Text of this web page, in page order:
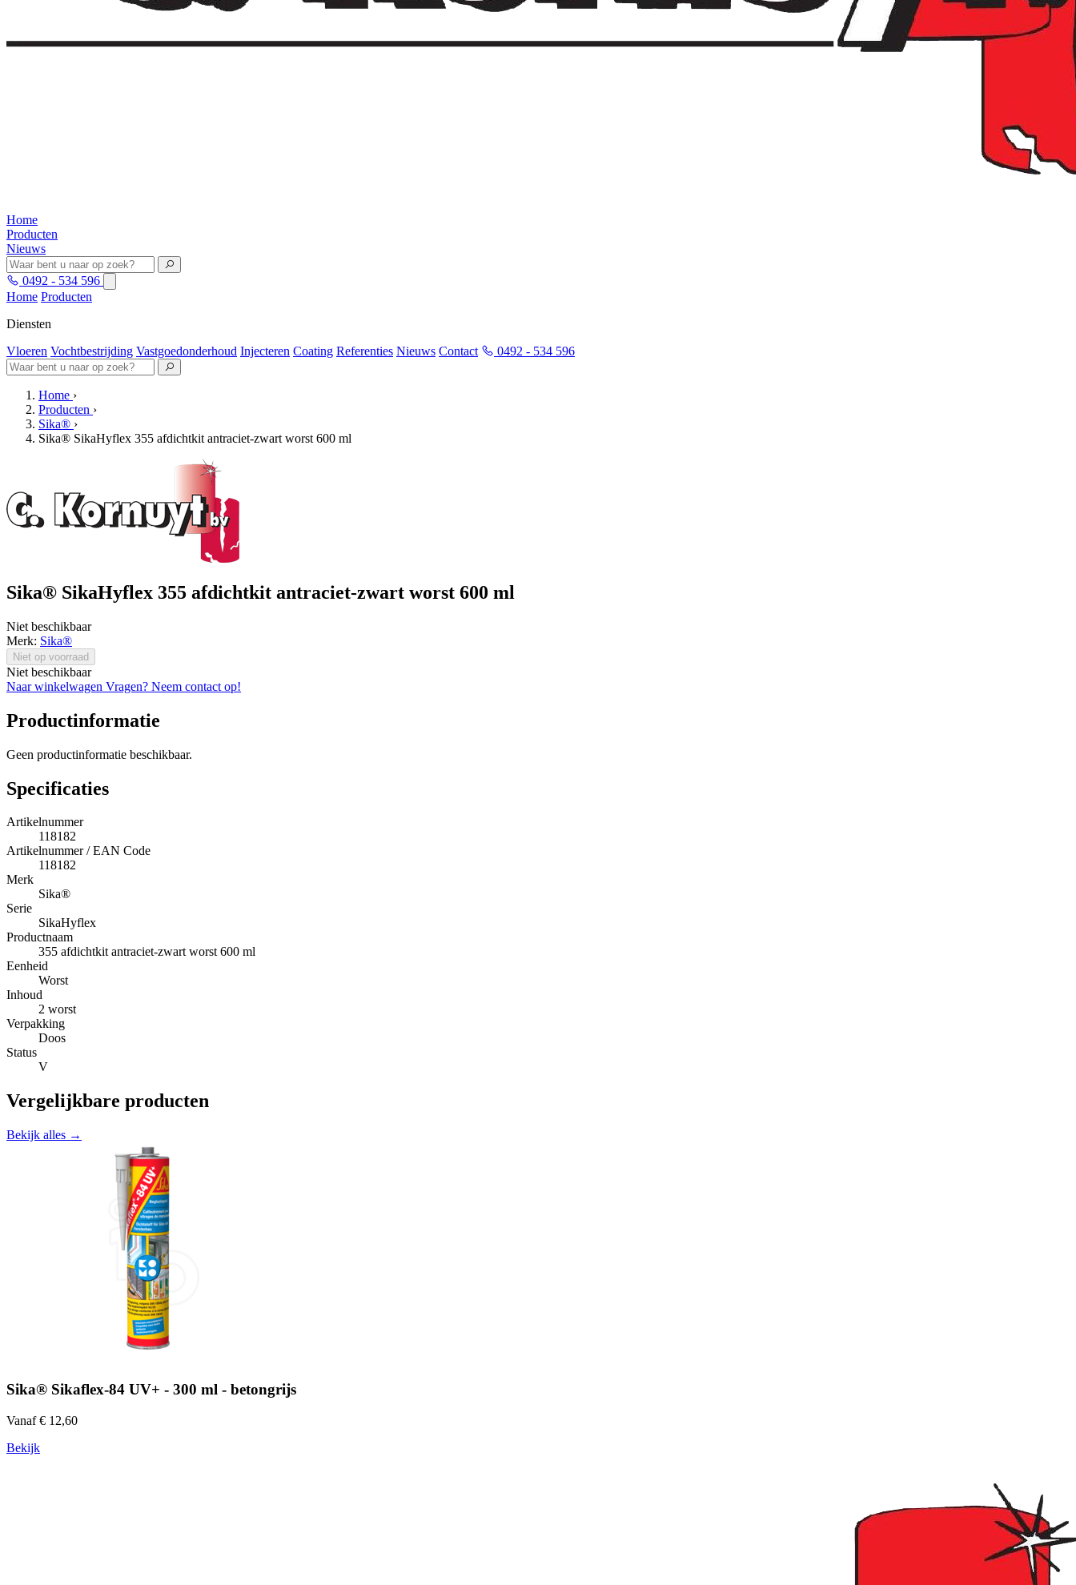
Home
Producten
Nieuws
0492 - 534 596
Home Producten
Diensten
Vloeren Vochtbestrijding Vastgoedonderhoud Injecteren Coating Referenties Nieuws Contact 0492 - 534 596
Home ›
Producten ›
Sika® ›
Sika® SikaHyflex 355 afdichtkit antraciet-zwart worst 600 ml
Sika® SikaHyflex 355 afdichtkit antraciet-zwart worst 600 ml
Niet beschikbaar
Merk: Sika®
Niet op voorraad
Niet beschikbaar
Naar winkelwagen Vragen? Neem contact op!
Productinformatie
Geen productinformatie beschikbaar.
Specificaties
Artikelnummer
118182
Artikelnummer / EAN Code
118182
Merk
Sika®
Serie
SikaHyflex
Productnaam
355 afdichtkit antraciet-zwart worst 600 ml
Eenheid
Worst
Inhoud
2 worst
Verpakking
Doos
Status
V
Vergelijkbare producten
Bekijk alles →
Sika® Sikaflex-84 UV+ - 300 ml - betongrijs
Vanaf € 12,60
Bekijk